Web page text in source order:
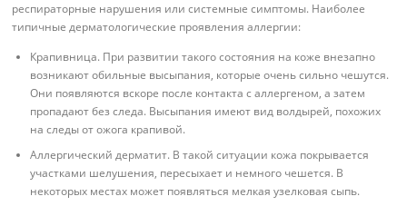
респираторные нарушения или системные симптомы. Наиболее
типичные дерматологические проявления аллергии:
Крапивница. При развитии такого состояния на коже внезапно
возникают обильные высыпания, которые очень сильно чешутся.
Они появляются вскоре после контакта с аллергеном, а затем
пропадают без следа. Высыпания имеют вид волдырей, похожих
на следы от ожога крапивой.
Аллергический дерматит. В такой ситуации кожа покрывается
участками шелушения, пересыхает и немного чешется. В
некоторых местах может появляться мелкая узелковая сыпь.